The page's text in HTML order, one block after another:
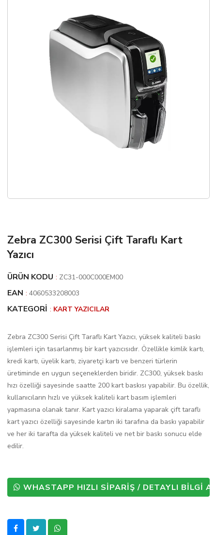
Zebra ZC300 Serisi Çift Taraflı Kart
Yazıcı
ÜRÜN KODU : ZC31-000C000EM00
EAN : 4060533208003
KATEGORI : KART YAZICILAR
Zebra ZC300 Serisi Çift Taraflı Kart Yazıcı, yüksek kaliteli baskı
işlemleri için tasarlanmış bir kart yazıcısıdır. Özellikle kimlik kartı,
kredi kartı, üyelik kartı, ziyaretçi kartı ve benzeri türlerin
üretiminde en uygun seçeneklerden biridir. ZC300, yüksek baskı
hızı özelliği sayesinde saatte 200 kart baskısı yapabilir. Bu özellik,
kullanıcıların hızlı ve yüksek kaliteli kart basım işlemleri
yapmasına olanak tanır. Kart yazıcı kiralama yaparak çift taraflı
kart yazıcı özelliği sayesinde kartın iki tarafına da baskı yapabilir
ve her iki tarafta da yüksek kaliteli ve net bir baskı sonucu elde
edilir.
WHASTAPP HIZLI SİPARİŞ / DETAYLI BİLGİ AL